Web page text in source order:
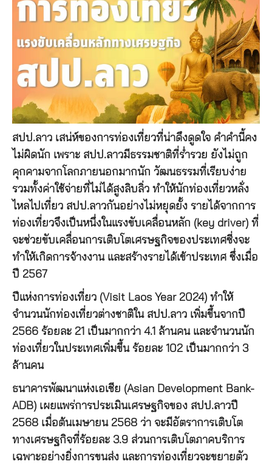
สปป.ลาว เสน่ห์ของการท่องเที่ยวที่น่าดึงดูดใจ คำคำนี้คง
ไม่ผิดนัก เพราะ สปป.ลาวมีธรรมชาติที่ร่ำรวย ยังไม่ถูก
คุกคามจากโลกภายนอกมากนัก วัฒนธรรมที่เรียบง่าย
รวมทั้งค่าใช้จ่ายที่ไม่ได้สูงลิบลิ่ว ทำให้นักท่องเที่ยวหลั่ง
ไหลไปเที่ยว สปป.ลาวกันอย่างไม่หยุดยั้ง รายได้จากการ
ท่องเที่ยวจึงเป็นหนึ่งในแรงขับเคลื่อนหลัก (key driver) ที่
จะช่วยขับเคลื่อนการเติบโตเศรษฐกิจของประเทศซี่งจะ
ทำให้เกิดการจ้างงาน และสร้างรายได้เข้าประเทศ ซึ่งเมื่อ
ปี 2567
ปีแห่งการท่องเที่ยว (Visit Laos Year 2024) ทำให้
จำนวนนักท่องเที่ยวต่างชาติใน สปป.ลาว เพิ่มขึ้นจากปี
2566 ร้อยละ 21 เป็นมากกว่า 4.1 ล้านคน และจำนวนนัก
ท่องเที่ยวในประเทศเพิ่มขึ้น ร้อยละ 102 เป็นมากกว่า 3
ล้านคน
ธนาคารพัฒนาแห่งเอเชีย (Asian Development Bank-
ADB) เผยแพร่การประเมินเศรษฐกิจของ สปป.ลาวปี
2568 เมื่อต้นเมษายน 2568 ว่า จะมีอัตราการเติบโต
ทางเศรษฐกิจที่ร้อยละ 3.9 ส่วนการเติบโตภาคบริการ
เฉพาะอย่างยิ่งการขนส่ง และการท่องเที่ยวจะขยายตัว